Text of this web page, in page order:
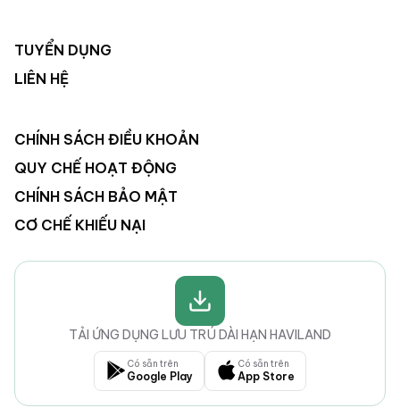
TUYỂN DỤNG
LIÊN HỆ
CHÍNH SÁCH ĐIỀU KHOẢN
QUY CHẾ HOẠT ĐỘNG
CHÍNH SÁCH BẢO MẬT
CƠ CHẾ KHIẾU NẠI
TẢI ỨNG DỤNG LƯU TRÚ DÀI HẠN HAVILAND
Có sẵn trên
Google Play
Có sẵn trên
App Store